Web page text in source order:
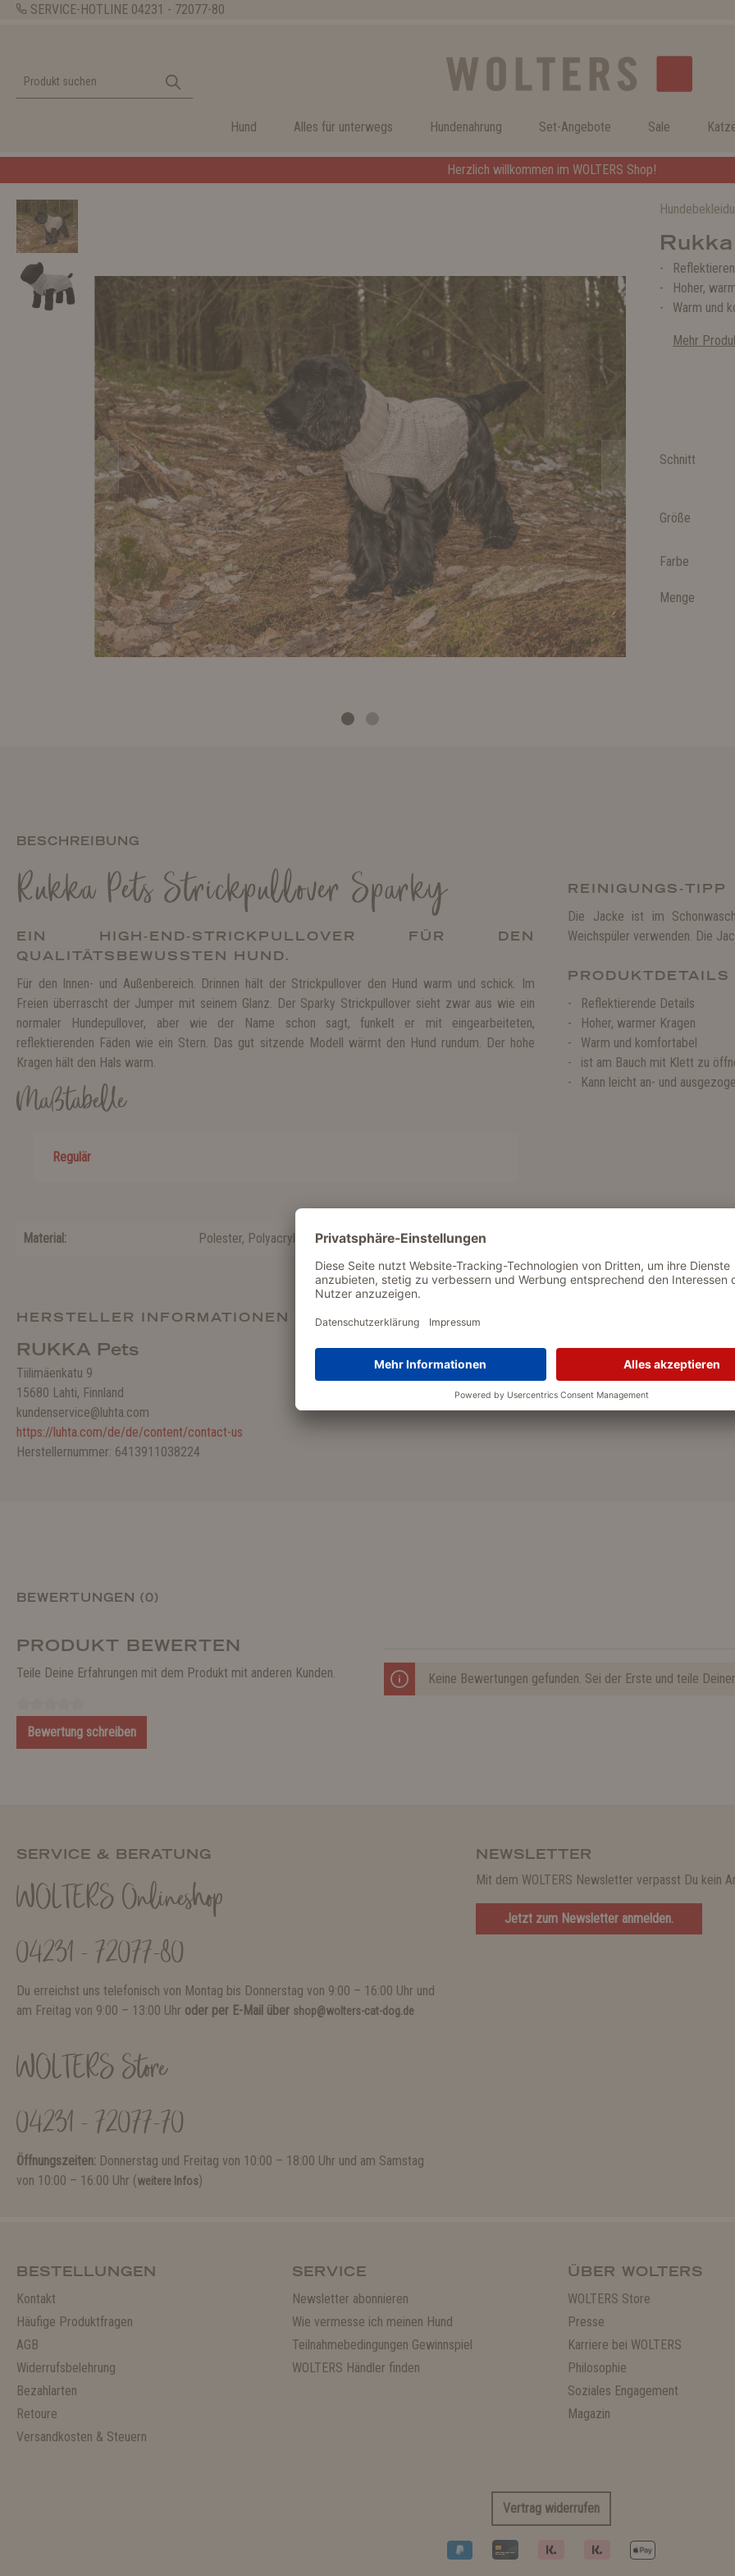
SERVICE-HOTLINE 04231 - 72077-80
Hund Alles für unterwegs Hundenahrung Set-Angebote Sale
Herzlich willkommen im WOLTERS Shop!
Hoher,
Warm und
Mehr
Schnitt
Größe
Farbe
Menge
BESCHREIBUNG
Rukka Pets Strickpullover Sparky
EIN HIGH-END-STRICKPULLOVER FÜR DEN
QUALITÄTSBEWUSSTEN HUND.
Für den Innen- und Außenbereich. Drinnen hält der Strickpullover den Hund warm und schick. Im
Freien überrascht der Jumper mit seinem Glanz. Der Sparky Strickpullover sieht zwar aus wie ein
normaler Hundepullover, aber wie der Name schon sagt, funkelt er mit eingearbeiteten,
reflektierenden Fäden wie ein Stern. Das gut sitzende Modell wärmt den Hund rundum. Der hohe
Kragen hält den Hals warm.
Maßtabelle
Regulär
Material: Polester, Polyacryl
HERSTELLER INFORMATIONEN
RUKKA Pets
Tiilimäenkatu 9
15680 Lahti, Finnland
kundenservice@luhta.com
https://luhta.com/de/de/content/contact-us
Herstellernummer: 6413911038224
REINIGUNGS-TIPP
Die Jacke ist im
Weichspüler verwenden. Die
PRODUKTDETAILS
Reflektierende Details
Hoher, warmer Kragen
Warm und komfortabel
ist am Bauch mit Klett zu
Kann leicht an- und
BEWERTUNGEN (0)
PRODUKT BEWERTEN
Teile Deine Erfahrungen mit dem Produkt mit anderen Kunden.
Bewertung schreiben
Keine Bewertungen gefunden. Sei der Erste und teile
SERVICE & BERATUNG
WOLTERS Onlineshop
04231 - 72077-80
Du erreichst uns telefonisch von Montag bis Donnerstag von 9:00 – 16:00 Uhr und
am Freitag von 9:00 – 13:00 Uhr oder per E-Mail über shop@wolters-cat-dog.de
WOLTERS Store
04231 - 72077-70
Öffnungszeiten: Donnerstag und Freitag von 10:00 – 18:00 Uhr und am Samstag
von 10:00 – 16:00 Uhr (weitere Infos)
NEWSLETTER
Mit dem WOLTERS Newsletter verpasst Du kein
Jetzt zum Newsletter anmelden.
BESTELLUNGEN
Kontakt
Häufige Produktfragen
AGB
Widerrufsbelehrung
Bezahlarten
Retoure
Versandkosten & Steuern
SERVICE
Newsletter abonnieren
Wie vermesse ich meinen Hund
Teilnahmebedingungen Gewinnspiel
WOLTERS Händler finden
ÜBER WOLTERS
WOLTERS Store
Presse
Karriere bei WOLTERS
Philosophie
Soziales Engagement
Magazin
Vertrag widerrufen